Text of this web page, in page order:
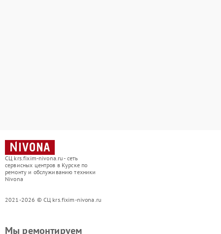
СЦ krs.fixim-nivona.ru - сеть
сервисных центров в Курске по
ремонту и обслуживанию техники
Nivona
2021-2026 © СЦ krs.fixim-nivona.ru
Мы ремонтируем